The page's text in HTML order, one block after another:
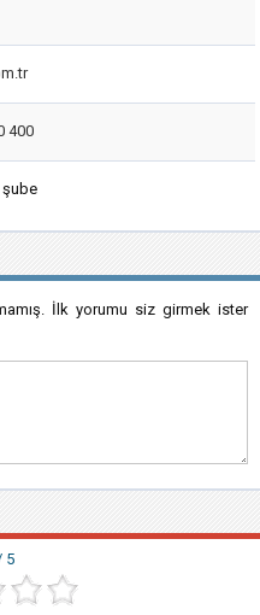
400
şube
İlk yorumu siz girmek ister
5